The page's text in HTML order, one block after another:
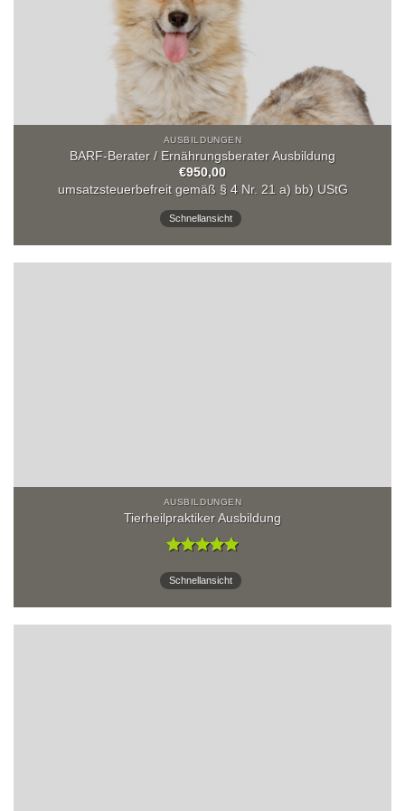
AUSBILDUNGEN
BARF-Berater / Ernährungsberater Ausbildung
€950,00
umsatzsteuerbefreit gemäß § 4 Nr. 21 a) bb) UStG
Schnellansicht
AUSBILDUNGEN
Tierheilpraktiker Ausbildung
mit5von
Schnellansicht